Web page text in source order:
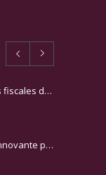
Quelles sont les principales mesures fiscales du PLF 2025 ?
Les produits structurés : la solution innovante pour booster votre patrimoine !